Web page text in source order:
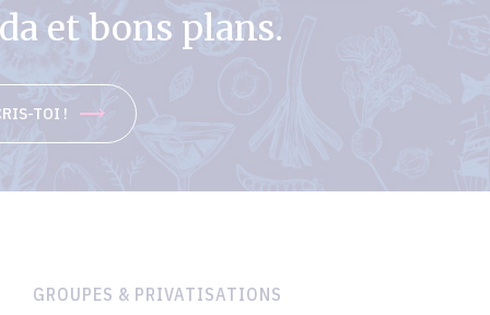
et bons plans.
TOI !
GROUPES & PRIVATISATIONS